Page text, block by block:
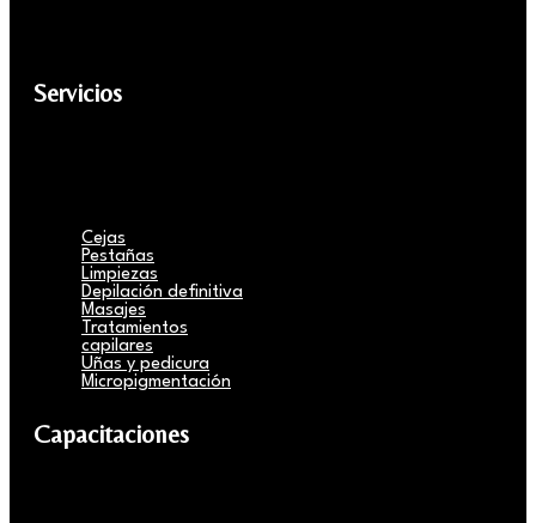
Servicios
Cejas
Pestañas
Limpiezas
Depilación definitiva
Masajes
Tratamientos
capilares
Uñas y pedicura
Micropigmentación
Capacitaciones